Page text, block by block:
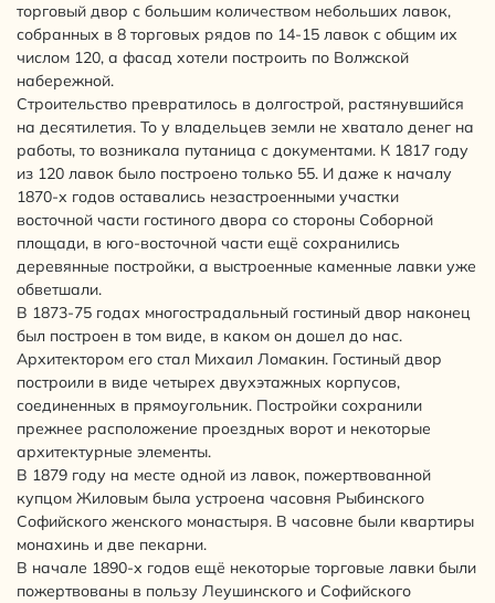
торговый двор с большим количеством небольших лавок,
собранных в 8 торговых рядов по 14-15 лавок с общим их
числом 120, а фасад хотели построить по Волжской
набережной.
Строительство превратилось в долгострой, растянувшийся
на десятилетия. То у владельцев земли не хватало денег на
работы, то возникала путаница с документами. К 1817 году
из 120 лавок было построено только 55. И даже к началу
1870-х годов оставались незастроенными участки
восточной части гостиного двора со стороны Соборной
площади, в юго-восточной части ещё сохранились
деревянные постройки, а выстроенные каменные лавки уже
обветшали.
В 1873-75 годах многострадальный гостиный двор наконец
был построен в том виде, в каком он дошел до нас.
Архитектором его стал Михаил Ломакин. Гостиный двор
построили в виде четырех двухэтажных корпусов,
соединенных в прямоугольник. Постройки сохранили
прежнее расположение проездных ворот и некоторые
архитектурные элементы.
В 1879 году на месте одной из лавок, пожертвованной
купцом Жиловым была устроена часовня Рыбинского
Софийского женского монастыря. В часовне были квартиры
монахинь и две пекарни.
В начале 1890-х годов ещё некоторые торговые лавки были
пожертвованы в пользу Леушинского и Софийского